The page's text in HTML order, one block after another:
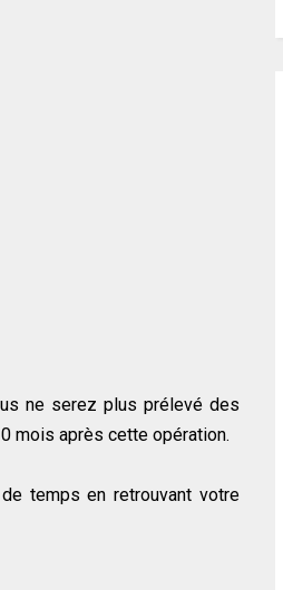
ne serez plus prélevé des
mois après cette opération.
temps en retrouvant votre